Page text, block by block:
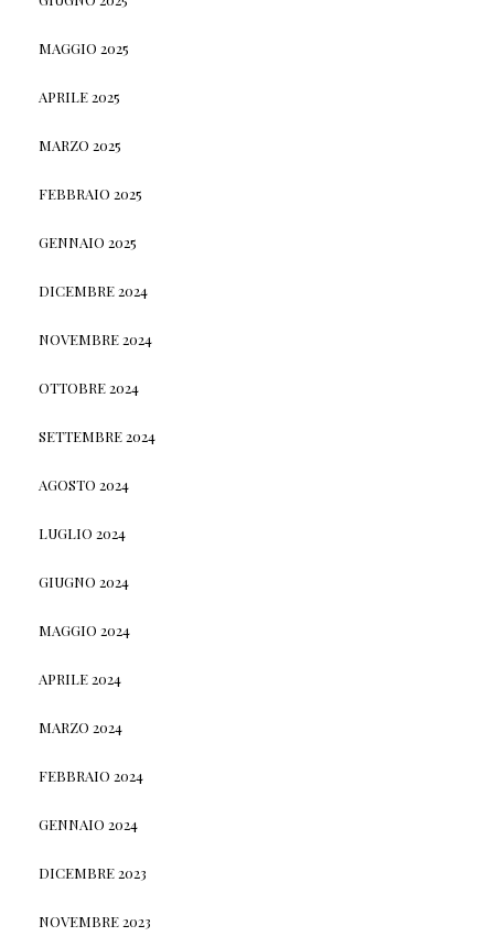
MAGGIO 2025
APRILE 2025
MARZO 2025
FEBBRAIO 2025
GENNAIO 2025
DICEMBRE 2024
NOVEMBRE 2024
OTTOBRE 2024
SETTEMBRE 2024
AGOSTO 2024
LUGLIO 2024
GIUGNO 2024
MAGGIO 2024
APRILE 2024
MARZO 2024
FEBBRAIO 2024
GENNAIO 2024
DICEMBRE 2023
NOVEMBRE 2023